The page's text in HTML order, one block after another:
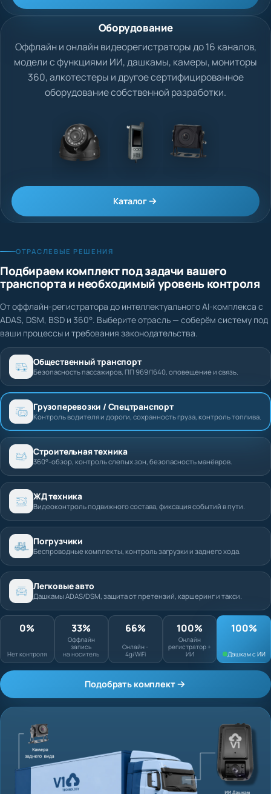
Оборудование
Оффлайн и онлайн видеорегистраторы до 16 каналов,
модели с функциями ИИ, дашкамы, камеры, мониторы
360, алкотестеры и другое сертифицированное
оборудование собственной разработки.
Каталог
ОТРАСЛЕВЫЕ РЕШЕНИЯ
Подбираем комплект под задачи вашего
транспорта и необходимый уровень контроля
От оффлайн-регистратора до интеллектуального AI-комплекса с
ADAS, DSM, BSD и 360°. Выберите отрасль — соберём систему под
ваши процессы и требования законодательства.
Общественный транспорт
Безопасность пассажиров, ПП 969/1640, оповещение и связь.
Грузоперевозки / Спецтранспорт
Контроль водителя и дороги, сохранность груза, контроль топлива.
Строительная техника
360°-обзор, контроль слепых зон, безопасность манёвров.
ЖД техника
Видеоконтроль подвижного состава, фиксация событий в пути.
Погрузчики
Беспроводные комплекты, контроль загрузки и заднего хода.
Легковые авто
Дашкамы ADAS/DSM, защита от претензий, каршеринг и такси.
0%
Оффлайн запись
на носитель
66%
Онлайн - 4g/WiFi
100%